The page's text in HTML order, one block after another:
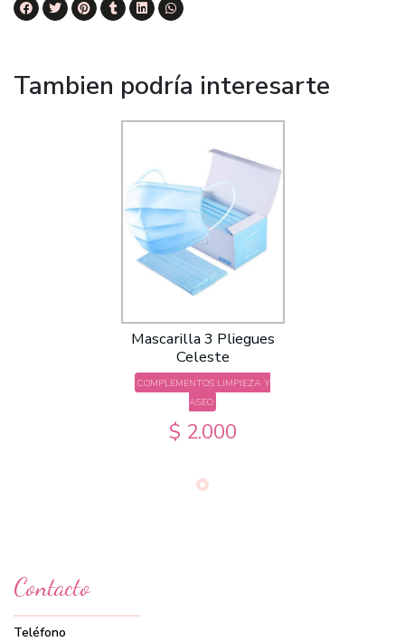
Tambien podría interesarte
Mascarilla 3 Pliegues
Celeste
COMPLEMENTOS LIMPIEZA Y
ASEO
$ 2.000
Contacto
Teléfono